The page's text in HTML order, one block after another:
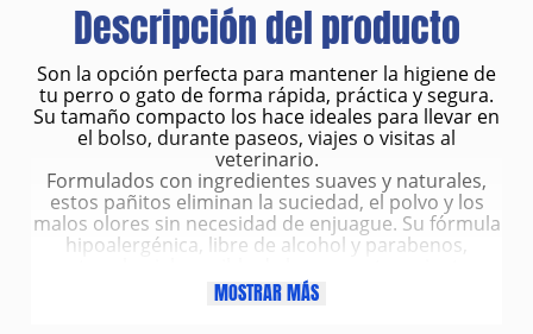
Descripción del producto
Son la opción perfecta para mantener la higiene de
tu perro o gato de forma rápida, práctica y segura.
Su tamaño compacto los hace ideales para llevar en
el bolso, durante paseos, viajes o visitas al
veterinario.
Formulados con ingredientes suaves y naturales,
estos pañitos eliminan la suciedad, el polvo y los
malos olores sin necesidad de enjuague. Su fórmula
hipoalergénica, libre de alcohol y parabenos,
deja el pelaje limpio, fresco y con un agradable
aroma.
MOSTRAR MÁS